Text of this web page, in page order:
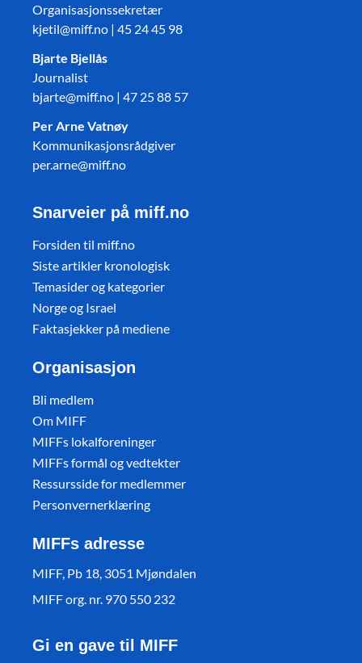
Organisasjonssekretær
kjetil@miff.no | 45 24 45 98
Bjarte Bjellås
Journalist
bjarte@miff.no | 47 25 88 57
Per Arne Vatnøy
Kommunikasjonsrådgiver
per.arne@miff.no
Snarveier på miff.no
Forsiden til miff.no
Siste artikler kronologisk
Temasider og kategorier
Norge og Israel
Faktasjekker på mediene
Organisasjon
Bli medlem
Om MIFF
MIFFs lokalforeninger
MIFFs formål og vedtekter
Ressursside for medlemmer
Personvernerklæring
MIFFs adresse
MIFF, Pb 18, 3051 Mjøndalen
MIFF org. nr. 970 550 232
Gi en gave til MIFF